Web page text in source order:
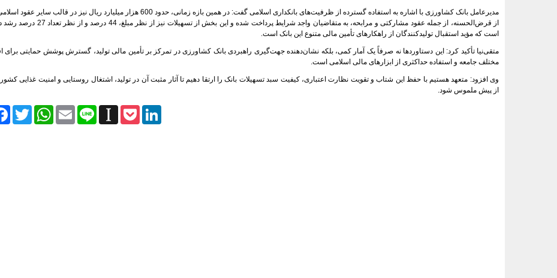
مدیرعامل بانک کشاورزی با اشاره به استفاده گسترده از ظرفیت‌های بانکداری اسلامی گفت: در همین بازه زمانی، حدود 600 هزار میلیارد ریال نیز در قالب سایر
از قرض‌الحسنه، از جمله عقود مشارکتی و مرابحه، به متقاضیان واجد شرایط پرداخت شده و این بخش از تسهیلات نیز
است که مؤید استقبال تولیدکنندگان از راهکارهای تأمین مالی متنوع این بانک است.
متقی‌نیا تأکید کرد: این دستاوردها نه صرفاً یک آمار کمی، بلکه نشان‌دهنده جهت‌گیری راهبردی بانک کشاورزی در تمرکز بر تأمین مالی تولید، گسترش پوشش حمایتی برای
مختلف جامعه و استفاده حداکثری از ابزارهای مالی اسلامی است.
وی افزود: متعهد هستیم با حفظ این شتاب و تقویت نظارت اعتباری، کیفیت سبد تسهیلات بانک را ارتقا دهیم تا آثار مثبت آن در تولید، اشتغال روستایی و امنیت غذایی
از پیش ملموس شود.
TwitterWhatsApp Email LineInstapaper PocketLinkedIn